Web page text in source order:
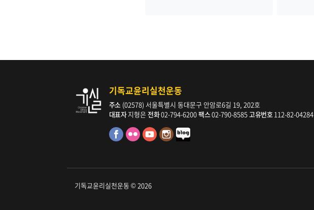
기독교윤리실천운동
주소(02578) 서울특별시 동대문구 안암로6길 19, 202호
대표자지형은 전화02-794-6200팩스02-790-8585고유번호112-82-04284
기독교윤리실천운동 © 2026